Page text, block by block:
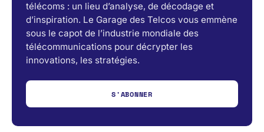
télécoms : un lieu d’analyse, de décodage et
d’inspiration. Le Garage des Telcos vous emmène
sous le capot de l’industrie mondiale des
télécommunications pour décrypter les
innovations, les stratégies.
S'ABONNER